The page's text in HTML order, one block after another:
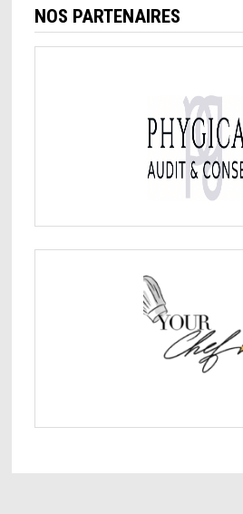
NOS PARTENAIRES